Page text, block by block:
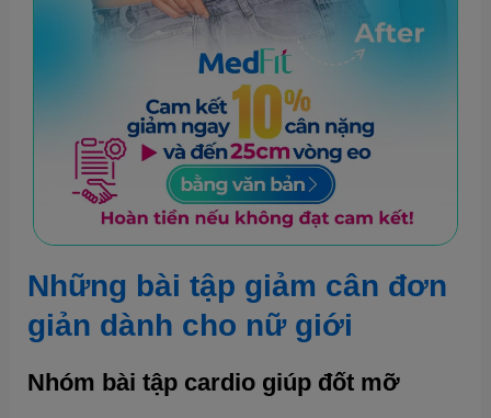
Những bài tập giảm cân đơn
giản dành cho nữ giới
Nhóm bài tập cardio giúp đốt mỡ